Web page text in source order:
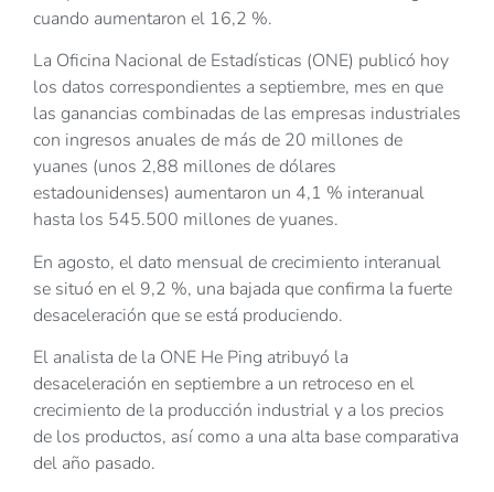
cuando aumentaron el 16,2 %.
La Oficina Nacional de Estadísticas (ONE) publicó hoy
los datos correspondientes a septiembre, mes en que
las ganancias combinadas de las empresas industriales
con ingresos anuales de más de 20 millones de
yuanes (unos 2,88 millones de dólares
estadounidenses) aumentaron un 4,1 % interanual
hasta los 545.500 millones de yuanes.
En agosto, el dato mensual de crecimiento interanual
se situó en el 9,2 %, una bajada que confirma la fuerte
desaceleración que se está produciendo.
El analista de la ONE He Ping atribuyó la
desaceleración en septiembre a un retroceso en el
crecimiento de la producción industrial y a los precios
de los productos, así como a una alta base comparativa
del año pasado.